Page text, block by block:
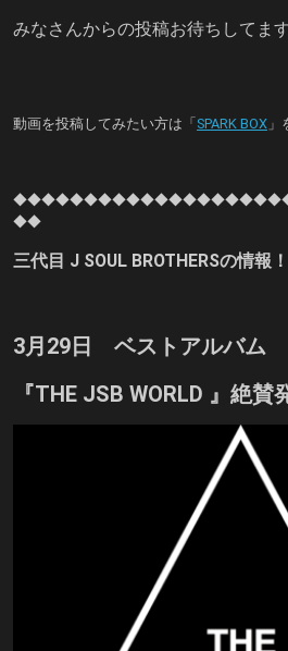
みなさんからの投稿お待ちしてま
動画を投稿してみたい方は「SPARK BOX
◆◆◆◆◆◆◆◆◆◆◆◆◆◆◆◆◆◆
◆◆
三代目 J SOUL BROTHERSの情報！
3月29日 ベストアルバム
『THE JSB WORLD 』絶賛